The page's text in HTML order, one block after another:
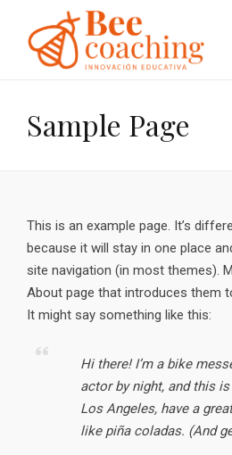
Sample Page
This is an example page. It’s
because it will stay in one place
site navigation (in most themes).
About page that introduces them
It might say something like this:
Hi there! I’m a bike
actor by night, and this
Los Angeles, have a
like piña coladas. (And